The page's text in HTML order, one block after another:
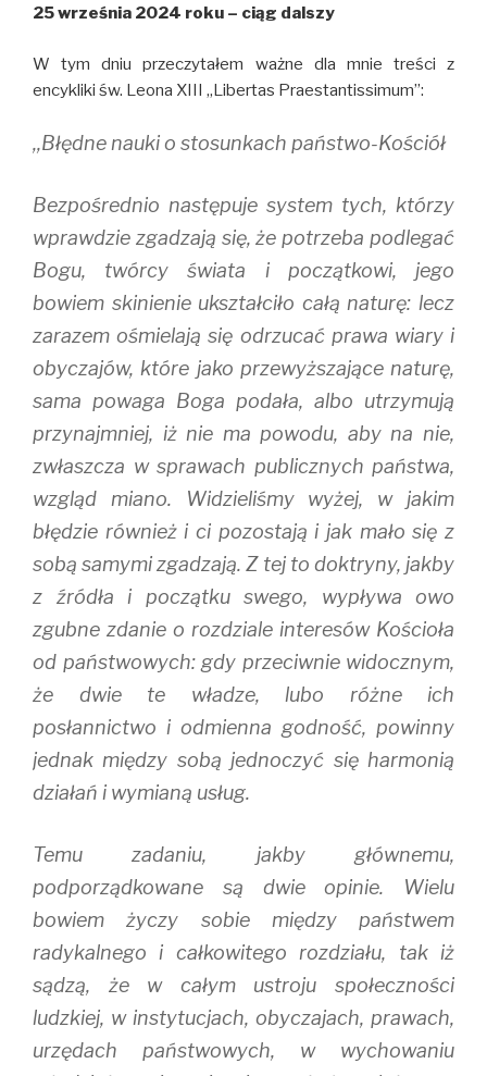
O
n
s
i
n
w
w
d
o
)
(
e
n
s
i
e
w
n
d
w
p
s
i
n
n
w
i
o
w
)
25 września 2024 roku – ciąg dalszy
W tym dniu przeczytałem ważne dla mnie treści z
encykliki św. Leona XIII ,,Libertas Praestantissimum”:
,,Błędne nauki o stosunkach państwo-Kościół
Bezpośrednio następuje system tych, którzy
wprawdzie zgadzają się, że potrzeba podlegać
Bogu, twórcy świata i początkowi, jego
bowiem skinienie ukształciło całą naturę: lecz
zarazem ośmielają się odrzucać prawa wiary i
obyczajów, które jako przewyższające naturę,
sama powaga Boga podała, albo utrzymują
przynajmniej, iż nie ma powodu, aby na nie,
zwłaszcza w sprawach publicznych państwa,
wzgląd miano. Widzieliśmy wyżej, w jakim
błędzie również i ci pozostają i jak mało się z
sobą samymi zgadzają. Z tej to doktryny, jakby
z źródła i początku swego, wypływa owo
zgubne zdanie o rozdziale interesów Kościoła
od państwowych: gdy przeciwnie widocznym,
że dwie te władze, lubo różne ich
posłannictwo i odmienna godność, powinny
jednak między sobą jednoczyć się harmonią
działań i wymianą usług.
Temu zadaniu, jakby głównemu,
podporządkowane są dwie opinie. Wielu
bowiem życzy sobie między państwem
radykalnego i całkowitego rozdziału, tak iż
sądzą, że w całym ustroju społeczności
ludzkiej, w instytucjach, obyczajach, prawach,
urzędach państwowych, w wychowaniu